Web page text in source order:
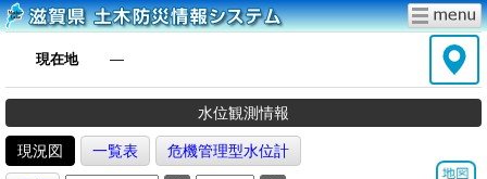
現在地 ―
水位観測情報
現況図 一覧表 危機管理型水位計